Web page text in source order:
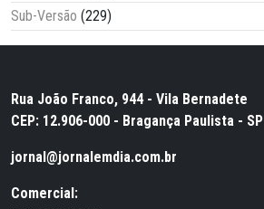
Sub-Versão (229)
Rua João Franco, 944 - Vila Bernadete
CEP: 12.906-000 - Bragança Paulista - SP
jornal@jornalemdia.com.br
Comercial: